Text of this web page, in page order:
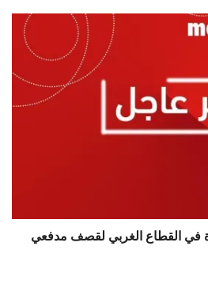
في القطاع الغربي لقصف مدفعي